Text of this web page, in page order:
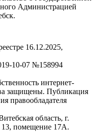
Администрацией
16.12.2025,
10-07 №158994
интернет-
защищены. Публикация
правообладателя
область, г.
13, помещение 17А.